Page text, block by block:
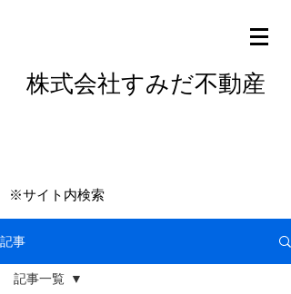
株式会社すみだ不動産
※サイト内検索
記事
記事一覧